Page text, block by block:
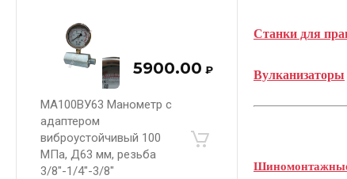
5900.00 ₽
МА100ВУ63 Манометр с
адаптером
виброустойчивый 100
МПа, Д63 мм, резьба
3/8"-1/4"-3/8"
Станки для
Вулканизаторы